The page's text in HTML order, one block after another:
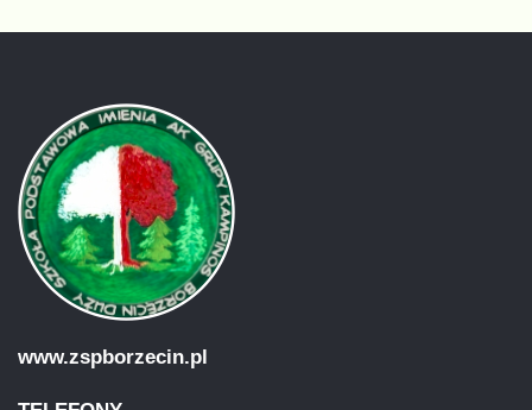
www.zspborzecin.pl